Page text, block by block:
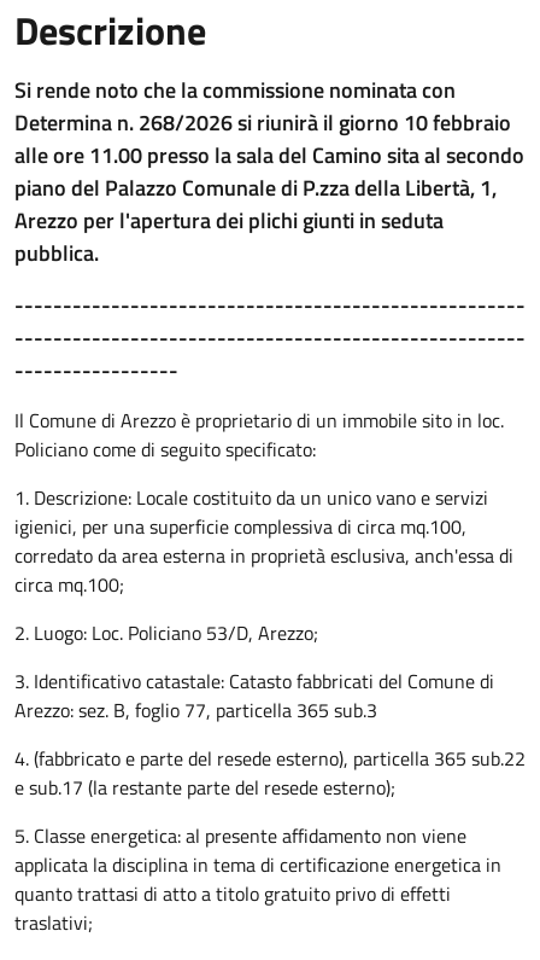
Descrizione
Descrizione Bando
Si rende noto che la commissione nominata con
Determina n. 268/2026 si riunirà il giorno 10 febbraio
alle ore 11.00 presso la sala del Camino sita al secondo
piano del Palazzo Comunale di P.zza della Libertà, 1,
Arezzo per l'apertura dei plichi giunti in seduta
pubblica.
-----------------------------------------------------
-----------------------------------------------------
-----------------
Il Comune di Arezzo è proprietario di un immobile sito in loc.
Policiano come di seguito specificato:
1. Descrizione: Locale costituito da un unico vano e servizi
igienici, per una superficie complessiva di circa mq.100,
corredato da area esterna in proprietà esclusiva, anch'essa di
circa mq.100;
2. Luogo: Loc. Policiano 53/D, Arezzo;
3. Identificativo catastale: Catasto fabbricati del Comune di
Arezzo: sez. B, foglio 77, particella 365 sub.3
4. (fabbricato e parte del resede esterno), particella 365 sub.22
e sub.17 (la restante parte del resede esterno);
5. Classe energetica: al presente affidamento non viene
applicata la disciplina in tema di certificazione energetica in
quanto trattasi di atto a titolo gratuito privo di effetti
traslativi;